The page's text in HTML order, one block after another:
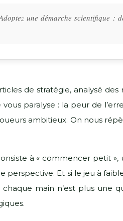
une démarche scientifique :
de stratégie, analysé
vous paralyse : la peur de
ambitieux. On nous
à « commencer petit »,
perspective. Et si le jeu à
main n’est plus une